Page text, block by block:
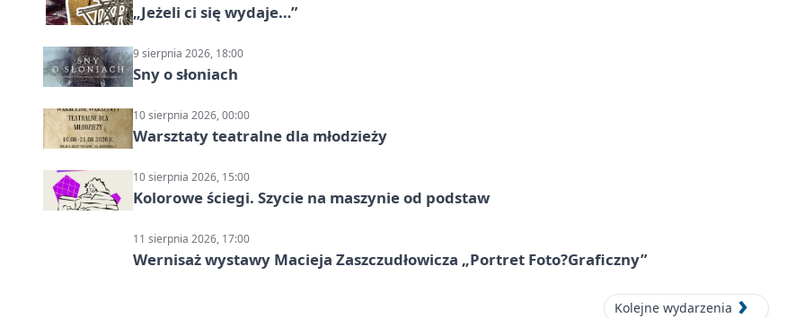
„Jeżeli ci się wydaje…”
9 sierpnia 2026, 18:00
Sny o słoniach
10 sierpnia 2026, 00:00
Warsztaty teatralne dla młodzieży
10 sierpnia 2026, 15:00
Kolorowe ściegi. Szycie na maszynie od podstaw
11 sierpnia 2026, 17:00
Wernisaż wystawy Macieja Zaszczudłowicza „Portret Foto?Graficzny”
Kolejne wydarzenia